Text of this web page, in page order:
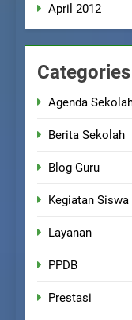
April 2012
Categories
Agenda
Berita Sekolah
Blog Guru
Kegiatan Siswa
Layanan
PPDB
Prestasi